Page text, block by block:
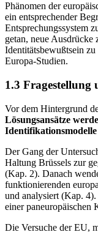
Phänomen der
ein entsprechender
Entsprechungssystem
getan, neue Ausdrücke
Identitätsbewußtsein
Europa-Studien.
1.3 Fragestellung
Vor dem Hintergrund
Lösungsansätze
Der Gang der
Haltung Brüssels zur
(Kap. 2). Danach
funktionierenden
und analysiert (Kap.
einer paneuropäischen
Die Versuche der EU,